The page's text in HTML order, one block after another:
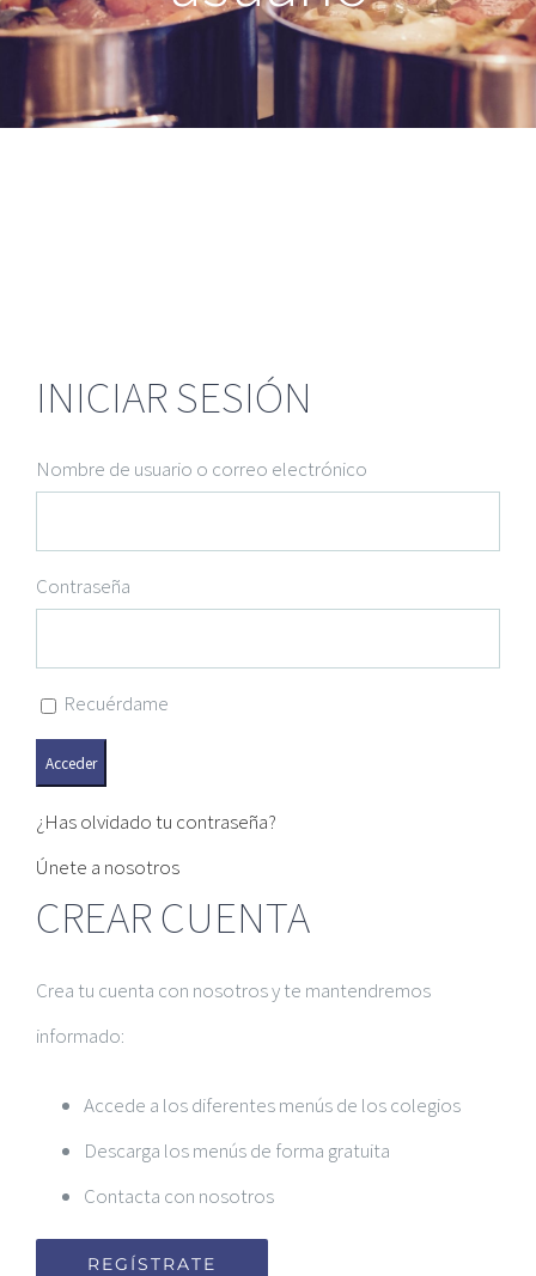
INICIAR SESIÓN
Nombre de usuario o correo electrónico
Contraseña
Recuérdame
¿Has olvidado tu contraseña?
Únete a nosotros
CREAR CUENTA
Crea tu cuenta con nosotros y te mantendremos
informado:
Accede a los diferentes menús de los colegios
Descarga los menús de forma gratuita
Contacta con nosotros
REGÍSTRATE